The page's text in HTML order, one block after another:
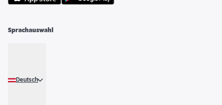
Sprachauswahl
Deutsch